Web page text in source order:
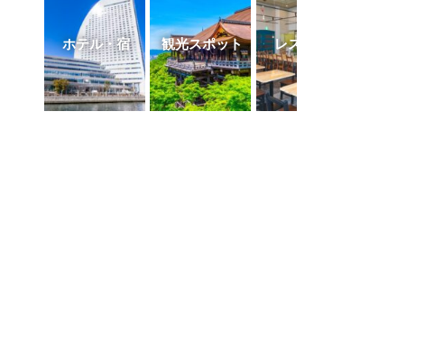
ホテル・宿 観光スポット レストラン